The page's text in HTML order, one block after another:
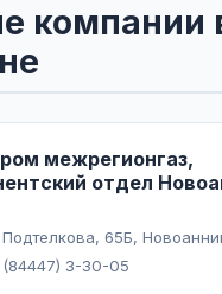
компании
межрегионгаз,
отдел
Подтелкова, 65Б,
(84447) 3-30-05